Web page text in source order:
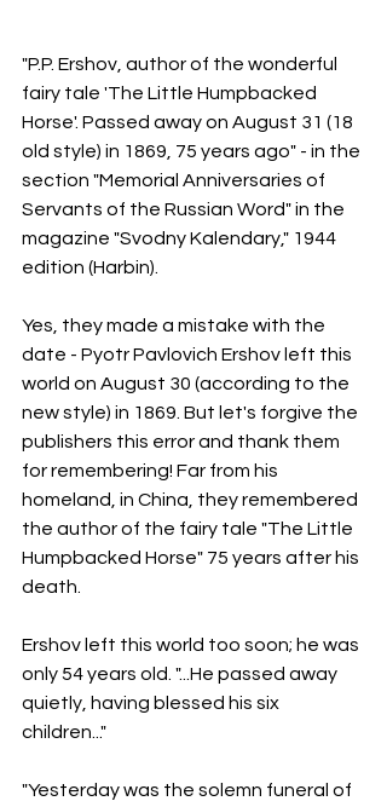
"P.P. Ershov, author of the wonderful
fairy tale 'The Little Humpbacked
Horse'. Passed away on August 31 (18
old style) in 1869, 75 years ago" - in the
section "Memorial Anniversaries of
Servants of the Russian Word" in the
magazine "Svodny Kalendary," 1944
edition (Harbin).
Yes, they made a mistake with the
date - Pyotr Pavlovich Ershov left this
world on August 30 (according to the
new style) in 1869. But let's forgive the
publishers this error and thank them
for remembering! Far from his
homeland, in China, they remembered
the author of the fairy tale "The Little
Humpbacked Horse" 75 years after his
death.
Ershov left this world too soon; he was
only 54 years old. "...He passed away
quietly, having blessed his six
children..."
"Yesterday was the solemn funeral of